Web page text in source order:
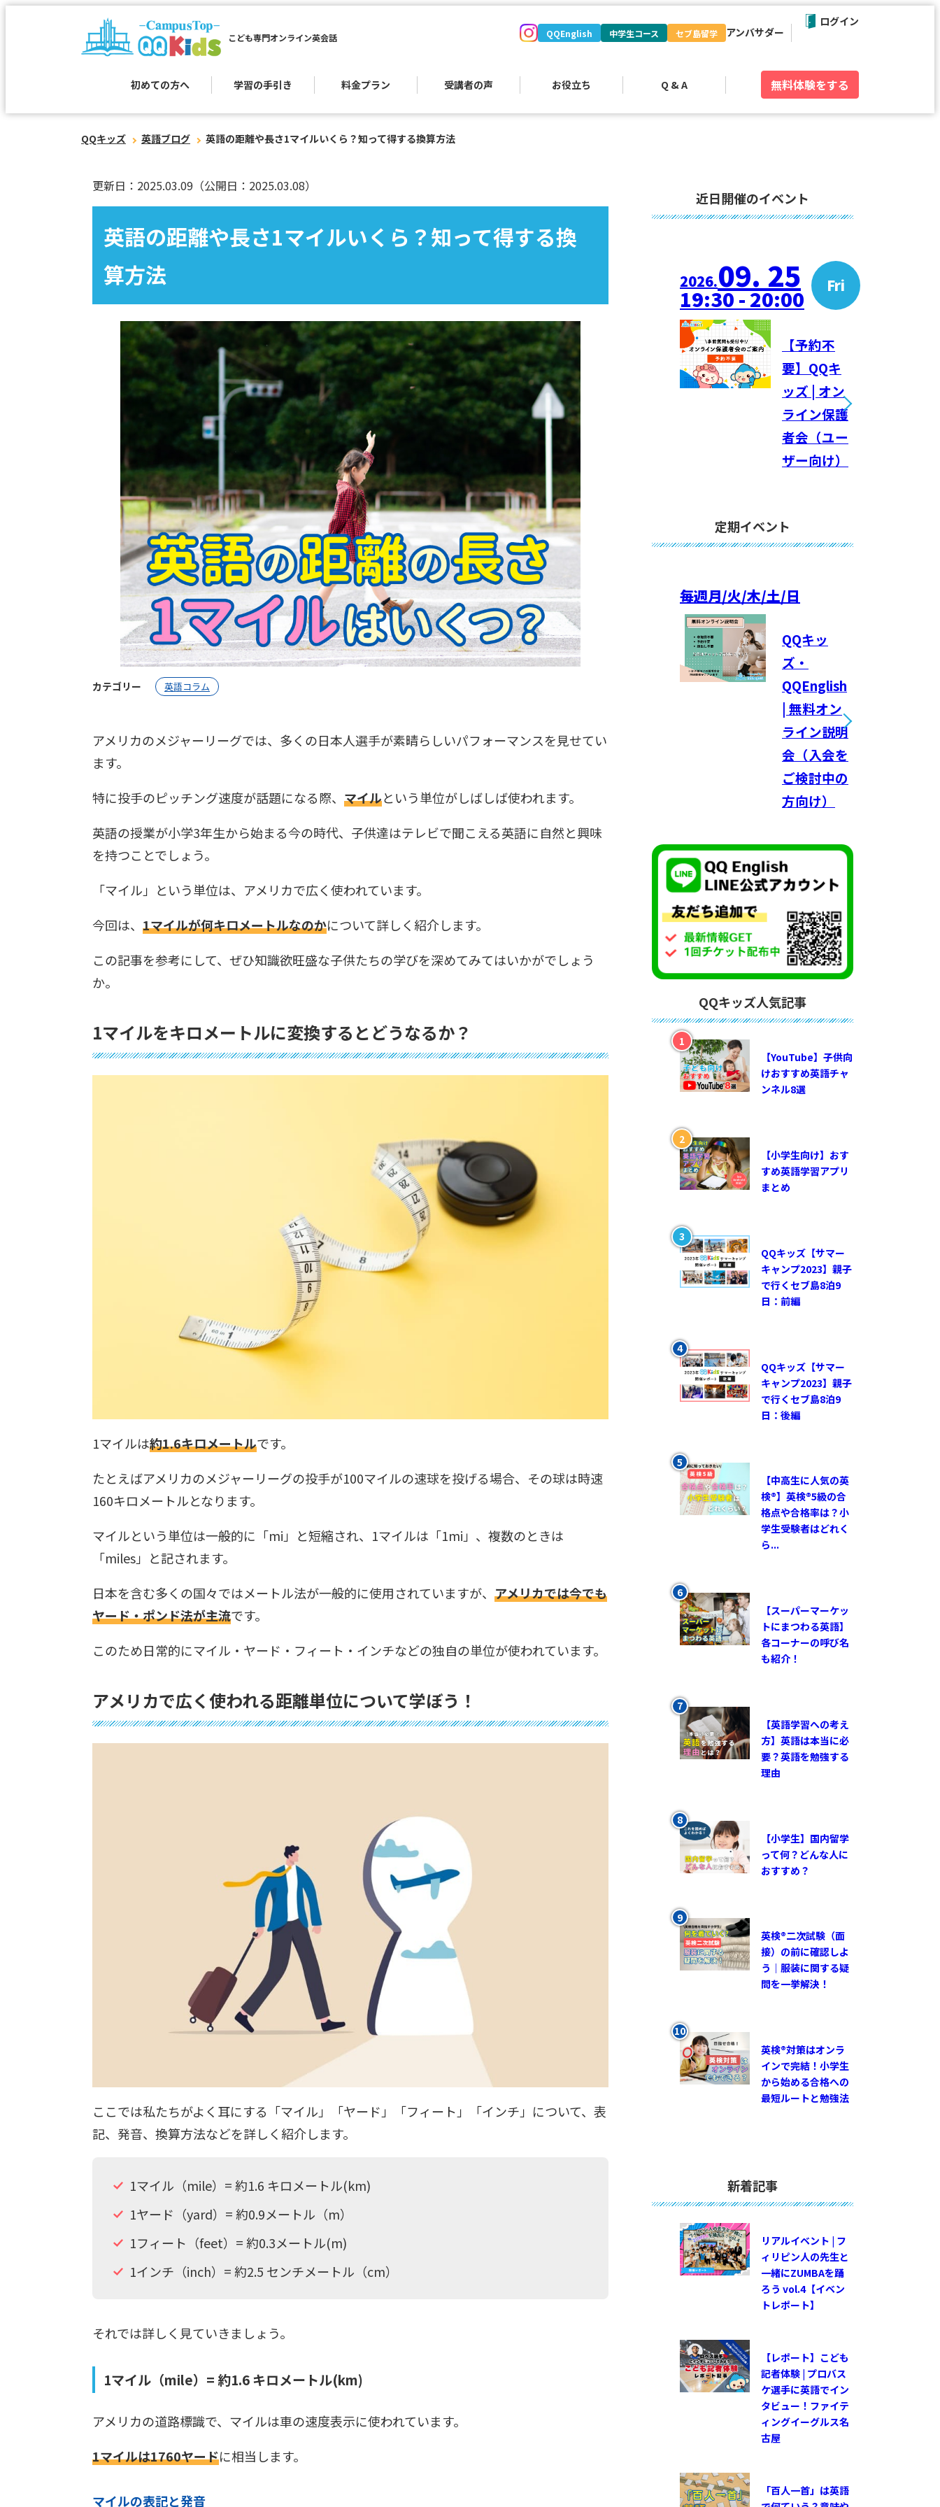
こども専門オンライン英会話
初めての方へ 学習の手引き 料金プラン 受講者の声 お役立ち Q & A
QQEnglish 中学生コース セブ島留学 アンバサダー
無料体験をする
ログイン
QQキッズ 英語ブログ 英語の距離や長さ1マイルいくら？知って得する換算方法
更新日：2025.03.09 （公開日：2025.03.08）
英語の距離や長さ1マイルいくら？知って得する換
算方法
カテゴリー 英語コラム
アメリカのメジャーリーグでは、多くの日本人選手が素晴らしいパフォーマンスを見せてい
ます。
特に投手のピッチング速度が話題になる際、 マイルという単位がしばしば使われます。
英語の授業が小学3年生から始まる今の時代、子供達はテレビで聞こえる英語に自然と興味
を持つことでしょう。
「マイル」という単位は、アメリカで広く使われています。
今回は、 1マイルが何キロメートルなのかについて詳しく紹介します。
この記事を参考にして、ぜひ知識欲旺盛な子供たちの学びを深めてみてはいかがでしょう
か。
1マイルをキロメートルに変換するとどうなるか？
1マイルは約1.6キロメートルです。
たとえばアメリカのメジャーリーグの投手が100マイルの速球を投げる場合、その球は時速
160キロメートルとなります。
マイルという単位は一般的に「mi」と短縮され、1マイルは「1mi」、複数のときは
「miles」と記されます。
日本を含む多くの国々ではメートル法が一般的に使用されていますが、 アメリカでは今でも
ヤード・ポンド法が主流です。
このため日常的にマイル・ヤード・フィート・インチなどの独自の単位が使われています。
アメリカで広く使われる距離単位について学ぼう！
ここでは私たちがよく耳にする「マイル」「ヤード」「フィート」「インチ」について、表
記、発音、換算方法などを詳しく紹介します。
1マイル（mile）= 約1.6 キロメートル(km)
1ヤード（yard）= 約0.9メートル（m）
1フィート（feet）= 約0.3メートル(m)
1インチ（inch）= 約2.5 センチメートル（cm）
それでは詳しく見ていきましょう。
1マイル（mile）= 約1.6 キロメートル(km)
アメリカの道路標識で、マイルは車の速度表示に使われています。
1マイルは1760ヤードに相当します。
マイルの表記と発音
近日開催のイベント
2026.09. 25 Fri
19:30 - 20:00
【予約不
要】QQキ
ッズ | オン
ライン保護
者会（ユー
ザー向け）
定期イベント
毎週月/火/木/土/日
QQキッ
ズ・
QQEnglish
| 無料オン
ライン説明
会（入会を
ご検討中の
方向け）
QQキッズ人気記事
【YouTube】子供向
けおすすめ英語チャ
ンネル8選
【小学生向け】おす
すめ英語学習アプリ
まとめ
QQキッズ【サマー
キャンプ2023】親子
で行くセブ島8泊9
日：前編
QQキッズ【サマー
キャンプ2023】親子
で行くセブ島8泊9
日：後編
【中高生に人気の英
検®︎】英検®︎5級の合
格点や合格率は？小
学生受験者はどれく
ら...
【スーパーマーケッ
トにまつわる英語】
各コーナーの呼び名
も紹介！
【英語学習への考え
方】英語は本当に必
要？英語を勉強する
理由
【小学生】国内留学
って何？どんな人に
おすすめ？
英検®︎二次試験（面
接）の前に確認しよ
う｜服装に関する疑
問を一挙解決！
英検®対策はオンラ
インで完結！小学生
から始める合格への
最短ルートと勉強法
新着記事
リアルイベント | フ
ィリピン人の先生と
一緒にZUMBAを踊
ろう vol.4【イベン
トレポート】
【レポート】こども
記者体験 | プロバス
ケ選手に英語でイン
タビュー！ファイテ
ィングイーグルス名
古屋
「百人一首」は英語